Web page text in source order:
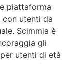
piattaforma
con utenti da
Scimmia è
gli
utenti di età